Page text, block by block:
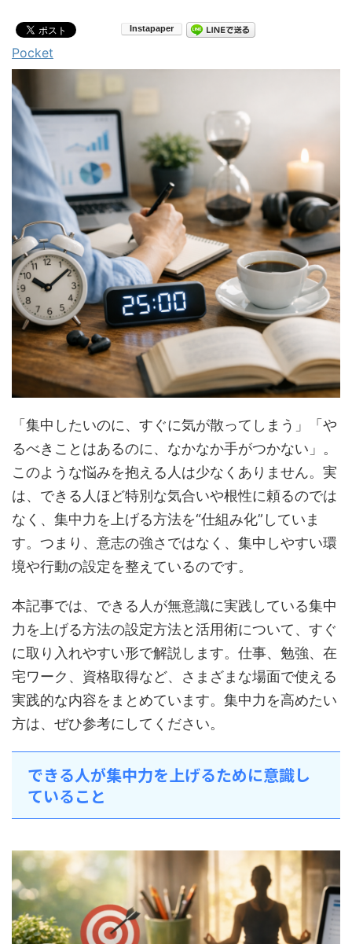
Pocket
「集中したいのに、すぐに気が散ってしまう」「や
るべきことはあるのに、なかなか手がつかない」。
このような悩みを抱える人は少なくありません。実
は、できる人ほど特別な気合いや根性に頼るのでは
なく、集中力を上げる方法を“仕組み化”していま
す。つまり、意志の強さではなく、集中しやすい環
境や行動の設定を整えているのです。
本記事では、できる人が無意識に実践している集中
力を上げる方法の設定方法と活用術について、すぐ
に取り入れやすい形で解説します。仕事、勉強、在
宅ワーク、資格取得など、さまざまな場面で使える
実践的な内容をまとめています。集中力を高めたい
方は、ぜひ参考にしてください。
できる人が集中力を上げるために意識し
ていること